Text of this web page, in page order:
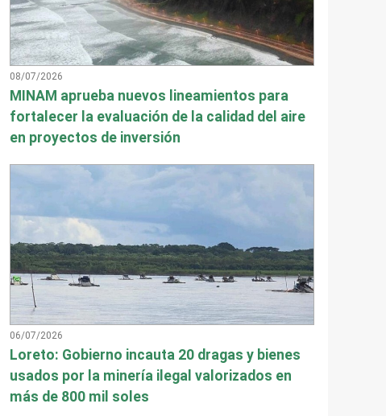
08/07/2026
MINAM aprueba nuevos lineamientos para
fortalecer la evaluación de la calidad del aire
en proyectos de inversión
06/07/2026
Loreto: Gobierno incauta 20 dragas y bienes
usados por la minería ilegal valorizados en
más de 800 mil soles